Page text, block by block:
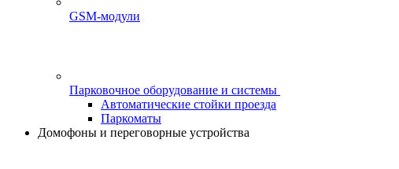
GSM-модули
Парковочное оборудование и системы
Автоматические стойки проезда
Паркоматы
Домофоны и переговорные устройства